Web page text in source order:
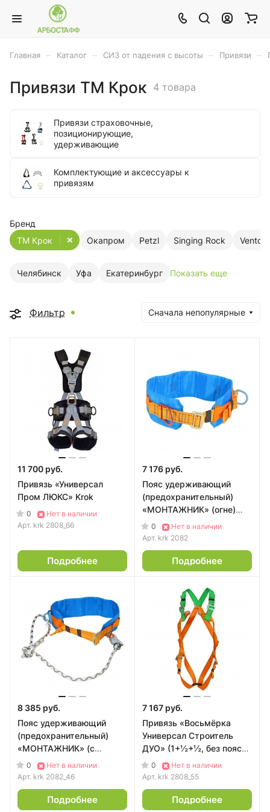
Главная Каталог СИЗ от падения с высоты Привязи
Привязи ТМ Крок 4 товара
Привязи страховочные,
позиционирующие,
удерживающие
Комплектующие и аксессуары к
привязям
Бренд
Окапром
Petzl Singing Rock Vento
ТМ Крок
Челябинск Уфа Екатеринбург Показать еще
Фильтр Сначала непопулярные
11 700 руб.
Привязь «Универсал
Пром ЛЮКС» Krok
0
Нет в наличии
Арт. krk 2808_66
Подробнее
7 176 руб.
Пояс удерживающий
(предохранительный)
«МОНТАЖНИК» (огне)
Krok
0
Нет в наличии
Арт. krk 2082
Подробнее
8 385 руб.
Пояс удерживающий
(предохранительный)
«МОНТАЖНИК» (с
разборным D-рингом)
Krok
0
Нет в наличии
Арт. krk 2082_46
Подробнее
7 167 руб.
Привязь «Восьмёрка
Универсал Строитель
ДУО» (1+½+½, без пояса)
Krok
0
Нет в наличии
Арт. krk 2808_55
Подробнее